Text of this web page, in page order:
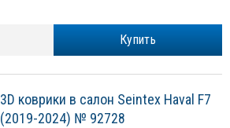
Купить
3D коврики в салон Seintex Haval F7
(2019-2024) № 92728